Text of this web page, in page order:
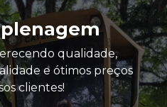
qualidade,
e ótimos preços
clientes!